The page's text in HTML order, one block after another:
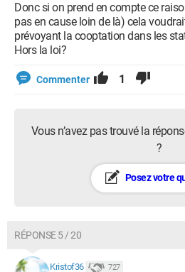
Donc si on prend en compte ce
pas en cause loin de là) cela
prévoyant la cooptation dans les
Hors la loi?
Commenter 1
Vous n’avez pas trouvé la
?
Posez votre
RÉPONSE 5 / 20
Kristof36 727